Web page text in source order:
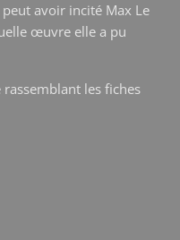
avoir incité Max Le
œuvre elle a pu
les fiches